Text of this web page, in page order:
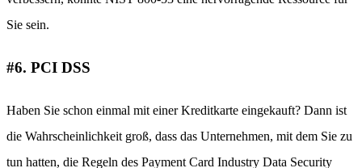
Sie sein.
#6. PCI DSS
Haben Sie schon einmal mit einer Kreditkarte eingekauft? Dann ist
die Wahrscheinlichkeit groß, dass das Unternehmen, mit dem Sie zu
tun hatten, die Regeln des Payment Card Industry Data Security